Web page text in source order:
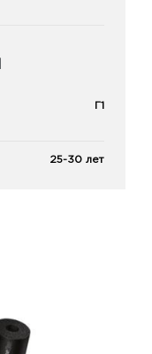
Г1
25-30 лет